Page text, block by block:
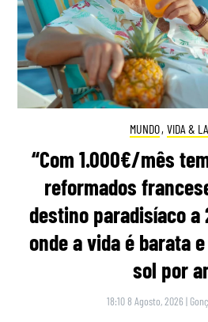
MUNDO, VIDA &
“Com 1.000€/mês
reformados
destino paradisíaco a
onde a vida é barata
sol por
18:10 8 Agosto, 2026 |